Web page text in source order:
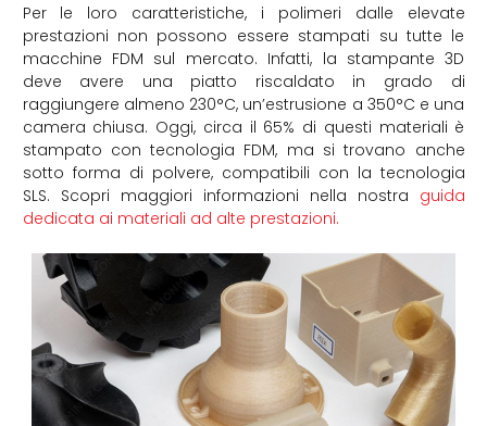
Per le loro caratteristiche, i polimeri dalle elevate
prestazioni non possono essere stampati su tutte le
macchine FDM sul mercato. Infatti, la stampante 3D
deve avere una piatto riscaldato in grado di
raggiungere almeno 230°C, un’estrusione a 350°C e una
camera chiusa. Oggi, circa il 65% di questi materiali è
stampato con tecnologia FDM, ma si trovano anche
sotto forma di polvere, compatibili con la tecnologia
SLS. Scopri maggiori informazioni nella nostra guida
dedicata ai materiali ad alte prestazioni.